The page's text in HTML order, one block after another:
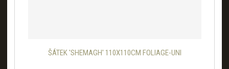
ŠÁTEK 'SHEMAGH' 110X110CM FOLIAGE-UNI